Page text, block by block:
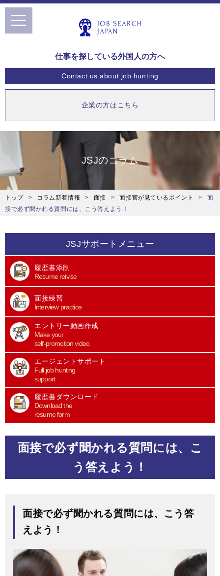
仕事を探している外国人の方へ
Contact usabout job hunting
企業の方はこちら
JSJのコラム
トップ コラム新着情報 面接 面接官が見ているポイント
面
接で必ず聞かれる質問には、こう答えよう！
toggle
navigation
JSJサポートメニュー
履歴書添削
Resume reivise
面接練習
Interview practice
エントリー動画作成
Make your
self-promotion video
エージェントサポート
Full job hunting
support
履歴書ダウンロード
Download the
resume form
面接で必ず聞かれる質問には、こ
う答えよう！
面接で必ず聞かれる質問には、こう答
えよう！